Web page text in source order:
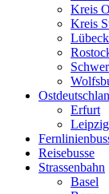
Kreis
Kreis
Lübeck
Erfurt
Leipzig
Reisebusse
Strassenbahn
Basel